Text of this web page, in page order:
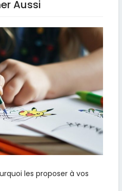
Aussi
les proposer à vos